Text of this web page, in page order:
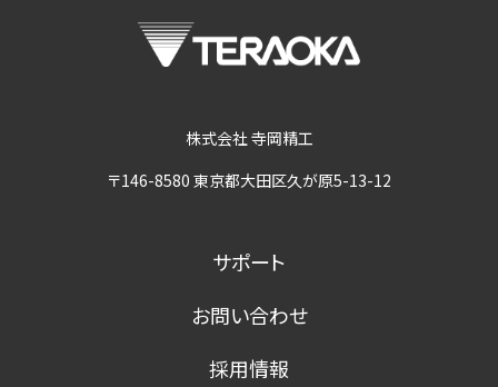
株式会社 寺岡精工
〒146-8580 東京都大田区久が原5-13-12
サポート
お問い合わせ
採用情報